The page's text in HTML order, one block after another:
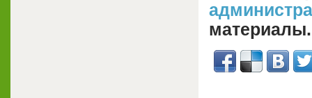
материалы.